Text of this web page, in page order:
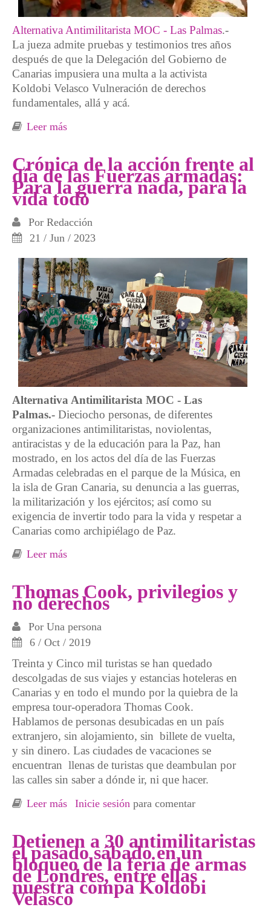
Alternativa Antimilitarista MOC - Las Palmas.-
La jueza admite pruebas y testimonios tres años
después de que la Delegación del Gobierno de
Canarias impusiera una multa a la activista
Koldobi Velasco Vulneración de derechos
fundamentales, allá y acá.
Leer más
Crónica de la acción frente al
día de las Fuerzas armadas:
Para la guerra nada, para la
vida todo
Por Redacción
21 / Jun / 2023
Alternativa Antimilitarista MOC - Las
Palmas.- Dieciocho personas, de diferentes
organizaciones antimilitaristas, noviolentas,
antiracistas y de la educación para la Paz, han
mostrado, en los actos del día de las Fuerzas
Armadas celebradas en el parque de la Música, en
la isla de Gran Canaria, su denuncia a las guerras,
la militarización y los ejércitos; así como su
exigencia de invertir todo para la vida y respetar a
Canarias como archipiélago de Paz.
Leer más
vida todo
Thomas Cook, privilegios y
no derechos
Por Una persona
6 / Oct / 2019
Treinta y Cinco mil turistas se han quedado
descolgadas de sus viajes y estancias hoteleras en
Canarias y en todo el mundo por la quiebra de la
empresa tour-operadora Thomas Cook.
Hablamos de personas desubicadas en un país
extranjero, sin alojamiento, sin billete de vuelta,
y sin dinero. Las ciudades de vacaciones se
encuentran llenas de turistas que deambulan por
las calles sin saber a dónde ir, ni que hacer.
Leer más sobre Thomas Cook, privilegios y no
Inicie sesión para comentar
Detienen a 30 antimilitaristas
el pasado sábado en un
bloqueo de la feria de armas
de Londres, entre ellas
nuestra compa Koldobi
Velasco